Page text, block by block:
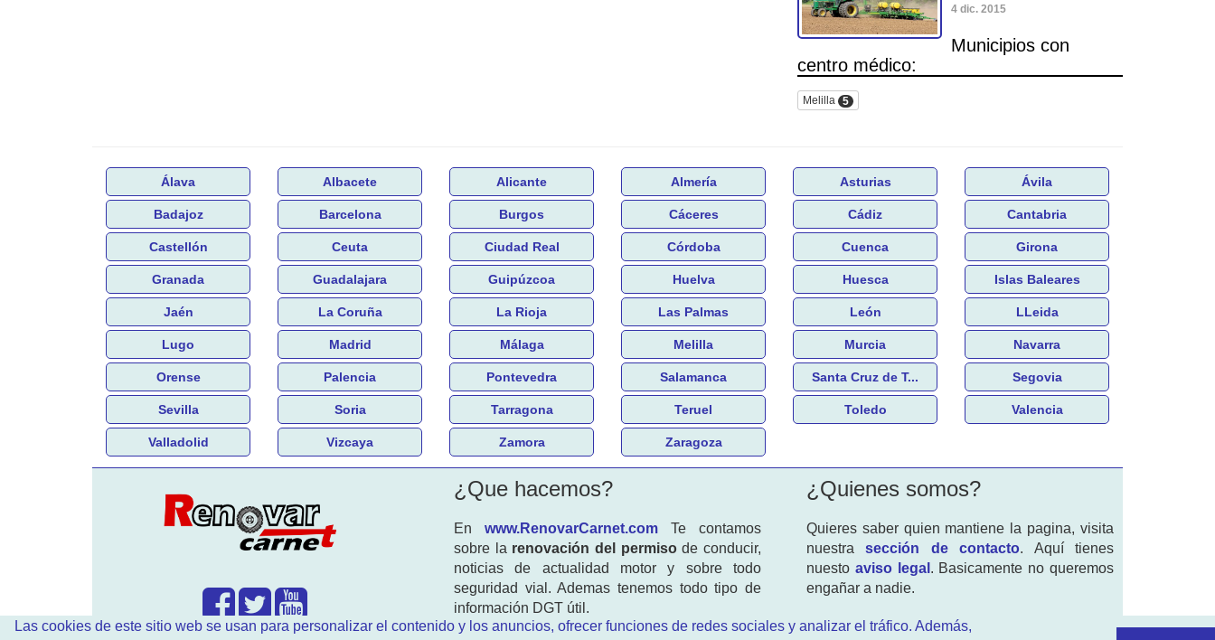
Las cookies de este sitio web se usan para personalizar el contenido y los anuncios, ofrecer funciones de redes sociales y analizar el tráfico. Además,
4 dic. 2015
Municipios con
centro médico:
Melilla 5
Álava Albacete Alicante Almería Asturias Ávila
Badajoz Barcelona Burgos Cáceres Cádiz Cantabria
Castellón Ceuta Ciudad Real Córdoba Cuenca Girona
Granada Guadalajara Guipúzcoa Huelva Huesca Islas Baleares
Jaén La Coruña La Rioja Las Palmas León LLeida
Lugo Madrid Málaga Melilla Murcia Navarra
Orense Palencia Pontevedra Salamanca Santa Cruz de T... Segovia
Sevilla Soria Tarragona Teruel Toledo Valencia
Valladolid Vizcaya Zamora Zaragoza
¿Que hacemos?
En www.RenovarCarnet.com Te contamos
sobre la renovación del permisode conducir,
noticias de actualidad motor y sobre todo
seguridad vial. Ademas tenemos todo tipo de
información DGT útil.
¿Quienes somos?
Quieres saber quien mantiene la pagina, visita
nuestrasección de contacto. Aquí tienes
nuesto aviso legal . Basicamente no queremos
engañar a nadie.